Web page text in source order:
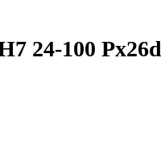
24-100 Рх26d